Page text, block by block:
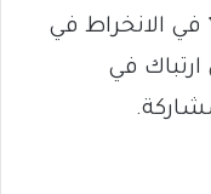
الانخراط في
في